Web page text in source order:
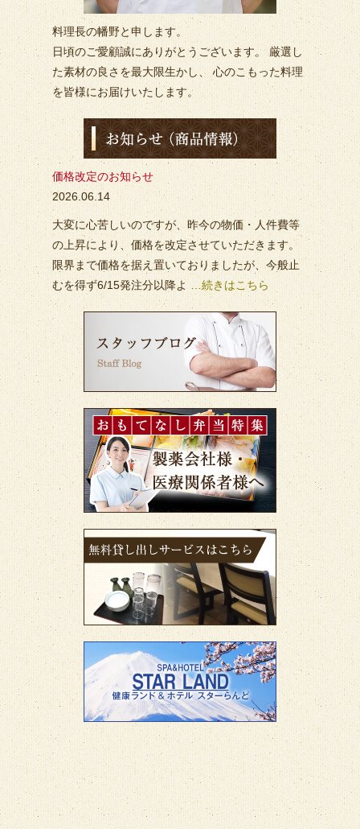
料理長の幡野と申します。
日頃のご愛顧誠にありがとうございます。 厳選し
た素材の良さを最大限生かし、 心のこもった料理
を皆様にお届けいたします。
価格改定のお知らせ
2026.06.14
大変に心苦しいのですが、昨今の物価・人件費等
の上昇により、価格を改定させていただきます。
限界まで価格を据え置いておりましたが、今般止
むを得ず6/15発注分以降よ …続きはこちら